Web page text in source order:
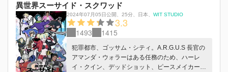
異世界スーサイド・スクワッド
2024年07月05日公開 25分 日本 WIT STUDIO
3.3
1493 1415
犯罪都市、ゴッサム・シティ。A.R.G.U.S ⻑官の
アマンダ・ウォラーはある任務のため、ハーレ
イ・クイン、デッドショット、ピースメイカー、